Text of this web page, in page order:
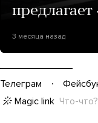
3 месяца назад
Телеграм
Magic link Что-что?